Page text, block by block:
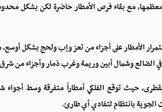
مع بقاء فرص الأمطار حاضرة لكن بشكل محدود
استمرار الأمطار على أجزاء من تعز وإب ولحج بشكل
في الضالع وشمال أبين وريمة وغرب ذمار وأجزاء من
حيث توقع الفلكي أمطاراً متفرقة وسط أجواء
الجوية بانتظام لتفادي أي طارئ.